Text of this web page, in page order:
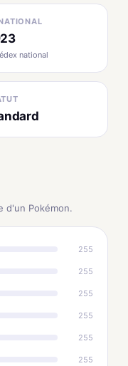
national
d'un Pokémon.
255
255
255
255
255
255